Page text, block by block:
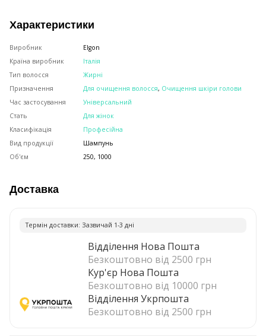
Характеристики
Виробник
Elgon
Країна виробник
Італія
Тип волосся
Жирні
Призначення
Для очищення волосся, Очищення шкіри голови
Час застосування
Універсальний
Стать
Для жінок
Класифікація
Професійна
Вид продукції
Шампунь
Об'єм
250, 1000
Доставка
Термiн доставки: Зазвичай 1-3 днi
Відділення Нова Пошта
Безкоштовно від 2500 грн
Кур'єр Нова Пошта
Безкоштовно від 10000 грн
Відділення Укрпошта
Безкоштовно від 2500 грн